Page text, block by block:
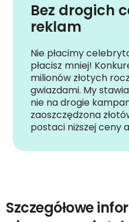
Bez drogich
reklam
Nie płacimy
płacisz mniej!
milionów złotych
gwiazdami. My
nie na drogie
zaoszczędzona
postaci niższej ceny
Szczegółowe